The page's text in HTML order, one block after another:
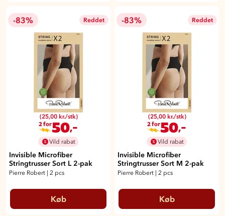
-83% Reddet
(25,00 kr./stk)
2 for50 ,-
Vild rabat
Invisible Microfiber
Stringtrusser Sort L 2-pak
Pierre Robert | 2 pcs
Køb
-83% Reddet
(25,00 kr./stk)
2 for50 ,-
Vild rabat
Invisible Microfiber
Stringtrusser Sort M 2-pak
Pierre Robert | 2 pcs
Køb